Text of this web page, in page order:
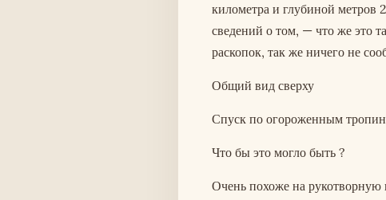
километра и глубиной метров
сведений о том, — что же это
раскопок, так же ничего не
Общий вид сверху
Спуск по огороженным
Что бы это могло быть ?
Очень похоже на рукотворную